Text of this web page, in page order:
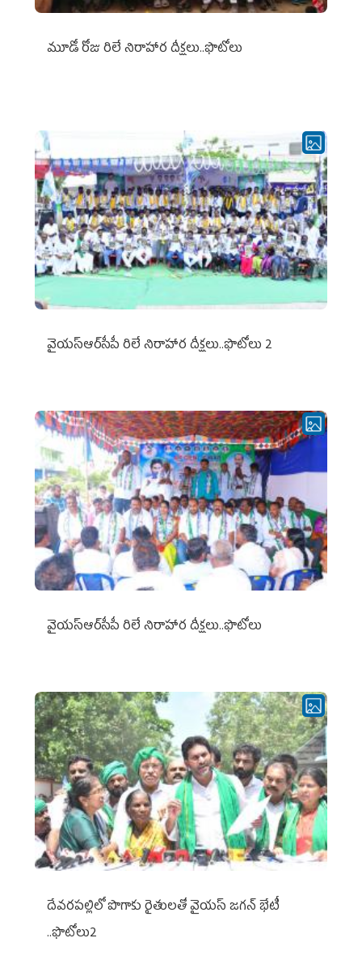
మూడో రోజు రిలే నిరాహార దీక్షలు..ఫొటోలు
వైయ‌స్ఆర్‌సీపీ రిలే నిరాహార దీక్షలు..ఫొటోలు 2
వైయ‌స్ఆర్‌సీపీ రిలే నిరాహార దీక్షలు..ఫొటోలు
దేవరపల్లిలో పొగాకు రైతులతో వైయస్ జగన్ భేటీ
..ఫొటోలు2